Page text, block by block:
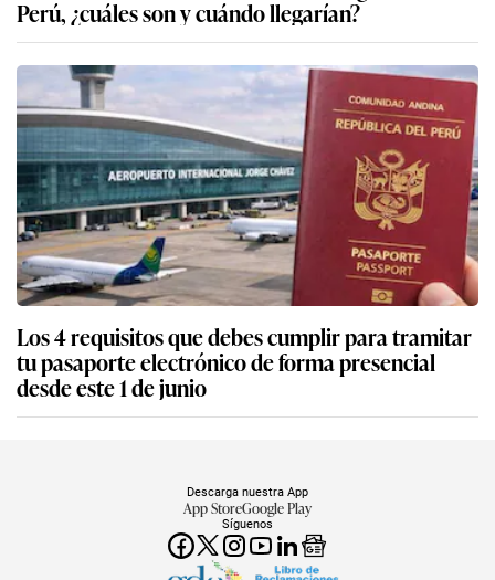
Perú, ¿cuáles son y cuándo llegarían?
Los 4 requisitos que debes cumplir para tramitar
tu pasaporte electrónico de forma presencial
desde este 1 de junio
Síguenos
Descarga nuestra App
App StoreGoogle Play